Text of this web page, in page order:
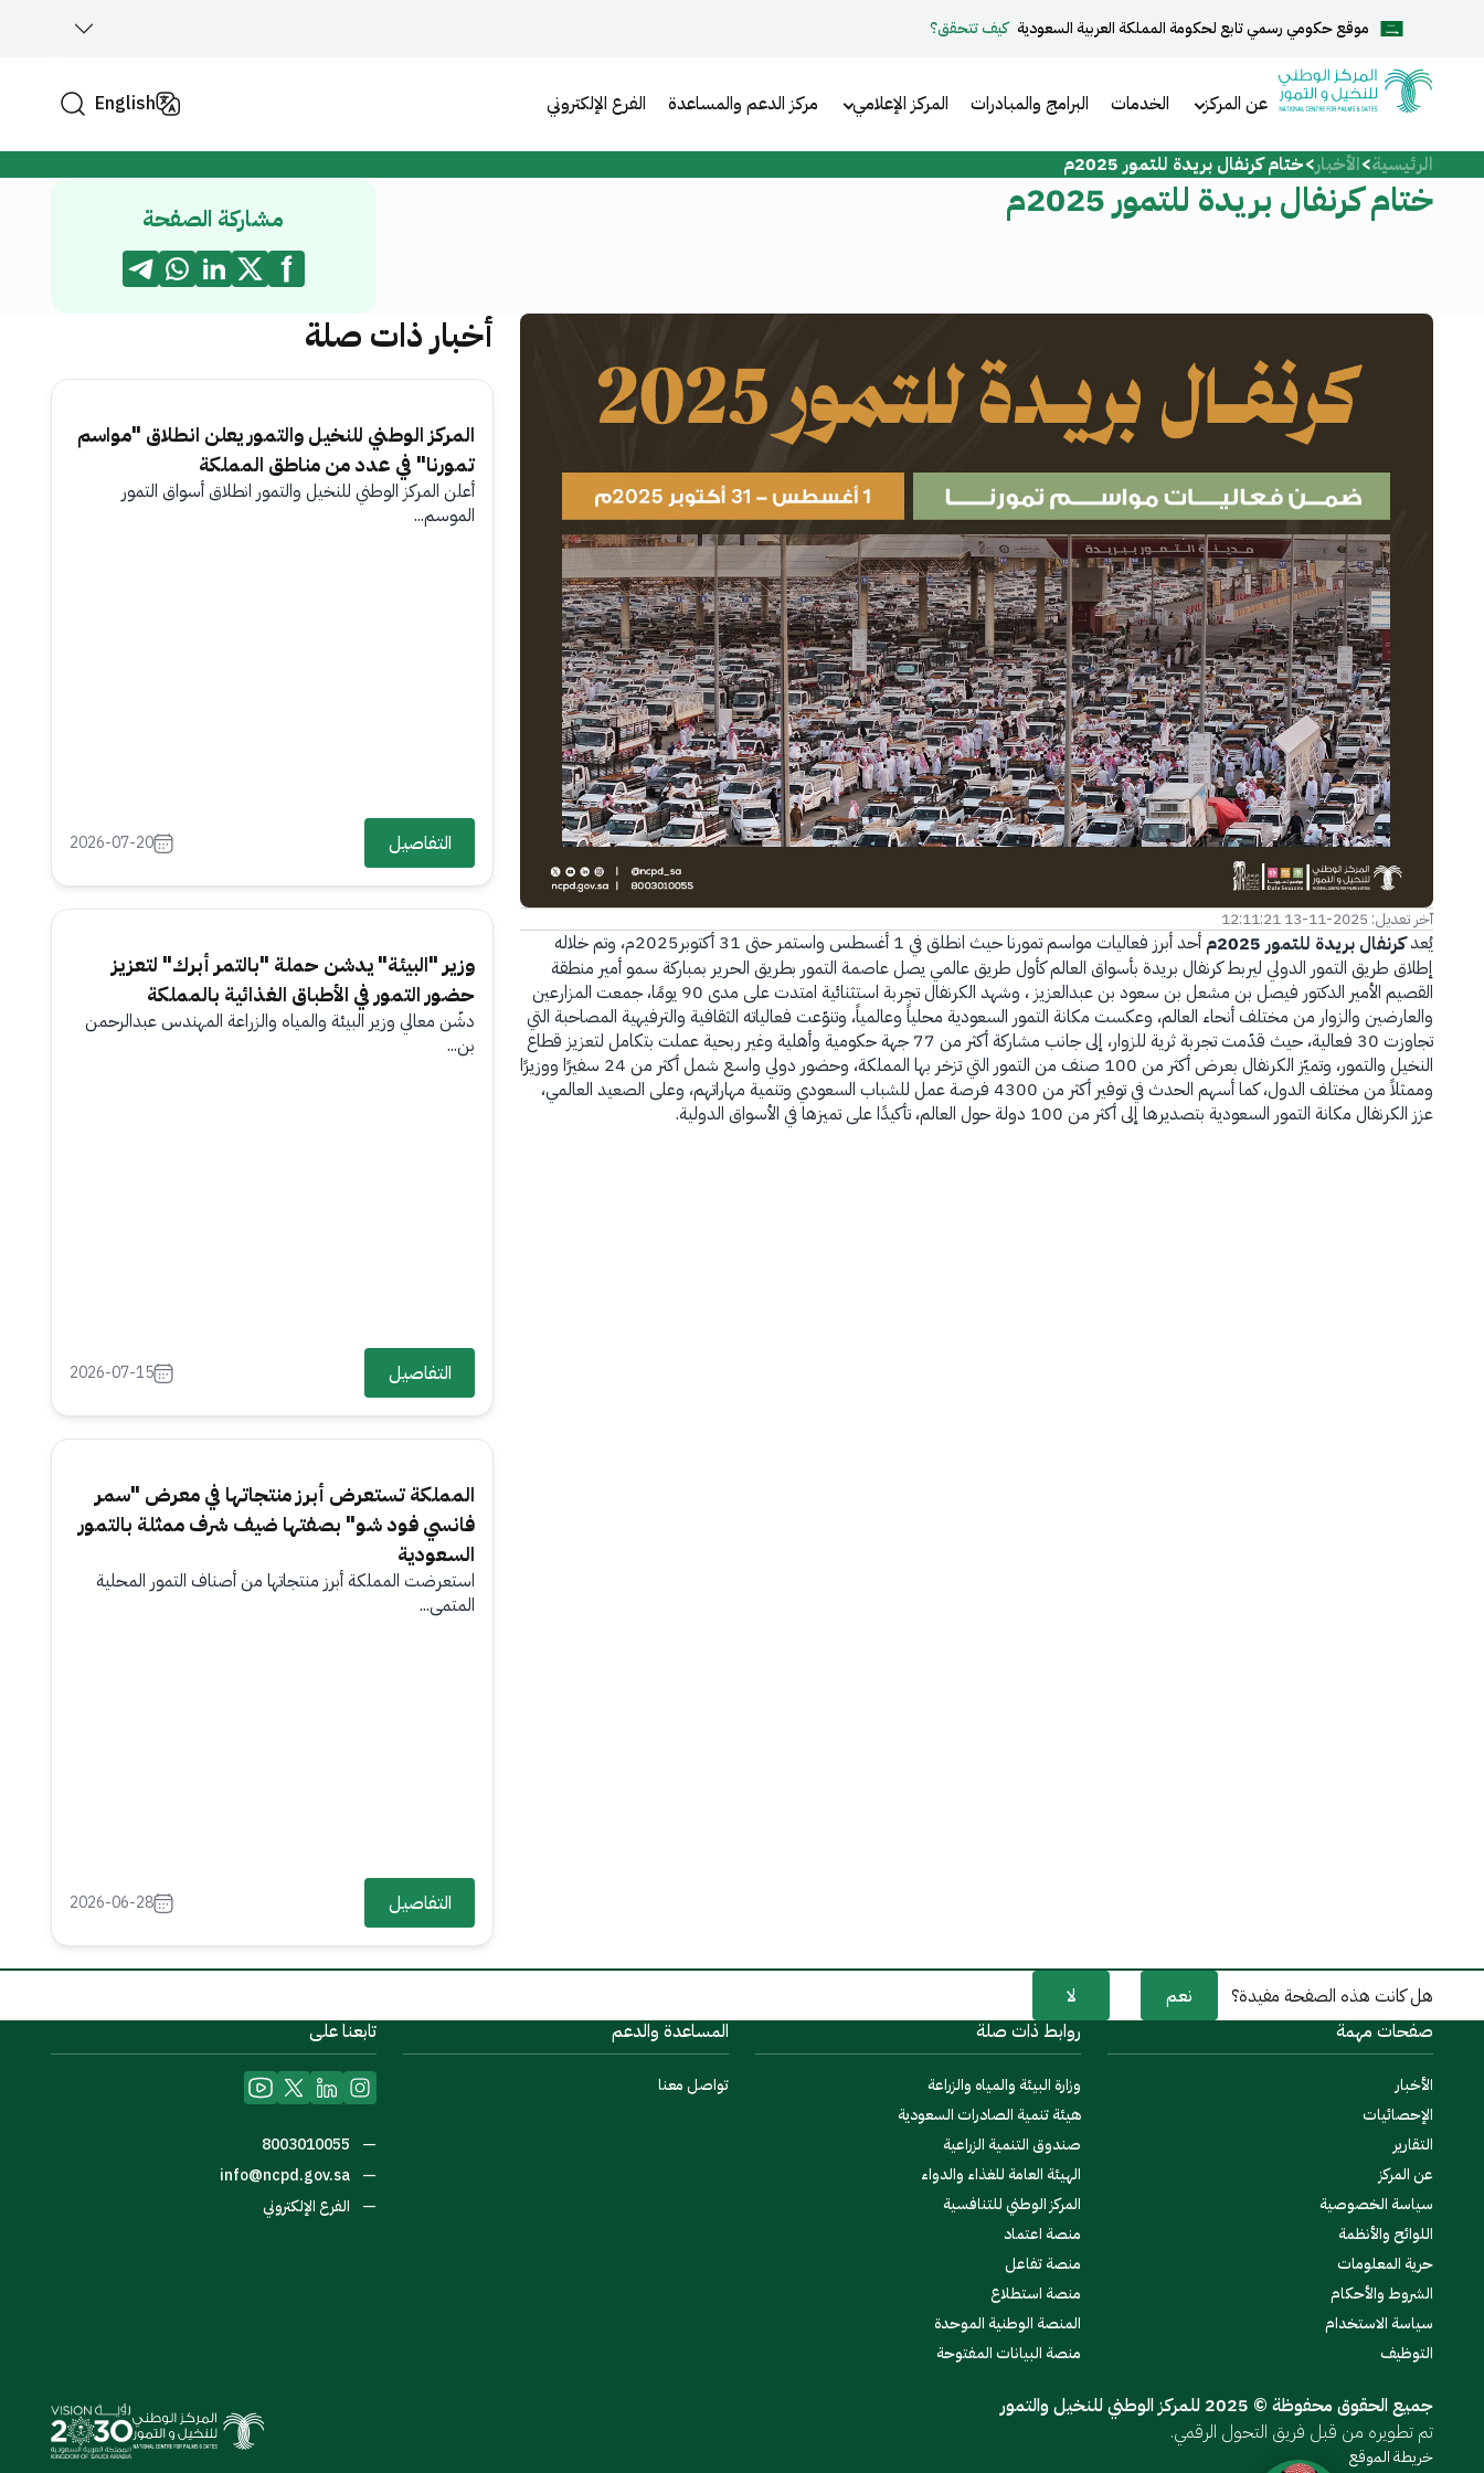
كيف تتحقق؟ English
الرئيسية
مركز الدعم والمساعدة
الفرع الإلكتروني
عن المركز الخدمات البرامج والمبادرات المركز الإعلامي مركز الدعم والمساعدة الفرع الإلكتروني English
الرئيسية الأخبار ختام كرنفال بريدة للتمور 2025م
ختام كرنفال بريدة للتمور 2025م مشاركة الصفحة
آخر تعديل: 2025-11-13 12:11:21
يُعدكرنفال بريدة للتمور 2025م
أحد أبرز فعاليات مواسم تمورنا حيث انطلق في 1 أغسطس واستمر حتى 31 أكتوبر2025م، وتم خلاله
إطلاق طريق التمور الدولي ليربط كرنفال بريدة بأسواق العالم كأول طريق عالمي يصل عاصمة التمور بطريق الحرير بمباركة سمو أمير منطقة
القصيم الأمير الدكتور فيصل بن مشعل بن سعود بن عبدالعزيز ، وشهد الكرنفال تجربة استثنائية امتدت على مدى 90 يومًا، جمعت المزارعين
والعارضين والزوار من مختلف أنحاء العالم، وعكست مكانة التمور السعودية محلياً وعالمياً، وتنوّعت فعالياته الثقافية والترفيهية المصاحبة التي
تجاوزت 30 فعالية، حيث قدّمت تجربة ثرية للزوار، إلى جانب مشاركة أكثر من 77 جهة حكومية وأهلية وغير ربحية عملت بتكامل لتعزيز قطاع
النخيل والتمور، وتميّز الكرنفال بعرض أكثر من 100 صنف من التمور التي تزخر بها المملكة، وحضور دولي واسع شمل أكثر من 24 سفيرًا ووزيرًا
وممثلاً من مختلف الدول، كما أسهم الحدث في توفير أكثر من 4300 فرصة عمل للشباب السعودي وتنمية مهاراتهم، وعلى الصعيد العالمي،
عزز الكرنفال مكانة التمور السعودية بتصديرها إلى أكثر من 100 دولة حول العالم، تأكيدًا على تميزها في الأسواق الدولية.
أخبار ذات صلة
المركز الوطني للنخيل والتمور يعلن انطلاق "مواسم
تمورنا" في عدد من مناطق المملكة
أعلن المركز الوطني للنخيل والتمور انطلاق أسواق التمور
الموسم...
التفاصيل 2026-07-20
وزير "البيئة" يدشن حملة "بالتمر أبرك" لتعزيز
حضور التمور في الأطباق الغذائية بالمملكة
دشّن معالي وزير البيئة والمياه والزراعة المهندس عبدالرحمن
بن...
التفاصيل 2026-07-15
المملكة تستعرض أبرز منتجاتها في معرض "سمر
فانسي فود شو" بصفتها ضيف شرف ممثلة بالتمور
السعودية
استعرضت المملكة أبرز منتجاتها من أصناف التمور المحلية
المتمي...
التفاصيل 2026-06-28
هل كانت هذه الصفحة مفيدة؟ نعم
لا
صفحات مهمة
الأخبار
الإحصائيات
التقارير
عن المركز
سياسة الخصوصية
اللوائح والأنظمة
حرية المعلومات
الشروط والأحكام
سياسة الاستخدام
التوظيف
روابط ذات صلة
وزارة البيئة والمياه والزراعة
هيئة تنمية الصادرات السعودية
صندوق التنمية الزراعية
الهيئة العامة للغذاء والدواء
المركز الوطني للتنافسية
منصة اعتماد
منصة تفاعل
منصة استطلاع
المنصة الوطنية الموحدة
منصة البيانات المفتوحة
المساعدة والدعم
تواصل معنا
تابعنا على
—
—
info@ncpd.gov.sa
— الفرع الإلكتروني
جميع الحقوق محفوظة © 2025 للمركز الوطني للنخيل والتمور
تم تطويره من قبل فريق التحول الرقمي.
خريطة الموقع